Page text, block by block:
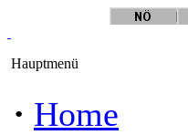
Hauptmenü
· Home